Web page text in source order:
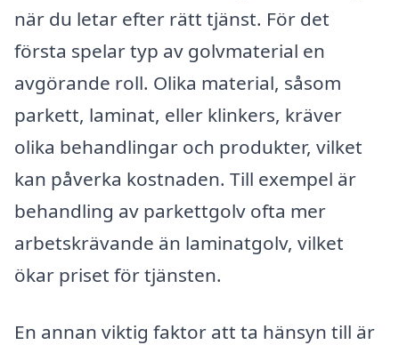
när du letar efter rätt tjänst. För det
första spelar typ av golvmaterial en
avgörande roll. Olika material, såsom
parkett, laminat, eller klinkers, kräver
olika behandlingar och produkter, vilket
kan påverka kostnaden. Till exempel är
behandling av parkettgolv ofta mer
arbetskrävande än laminatgolv, vilket
ökar priset för tjänsten.
En annan viktig faktor att ta hänsyn till är